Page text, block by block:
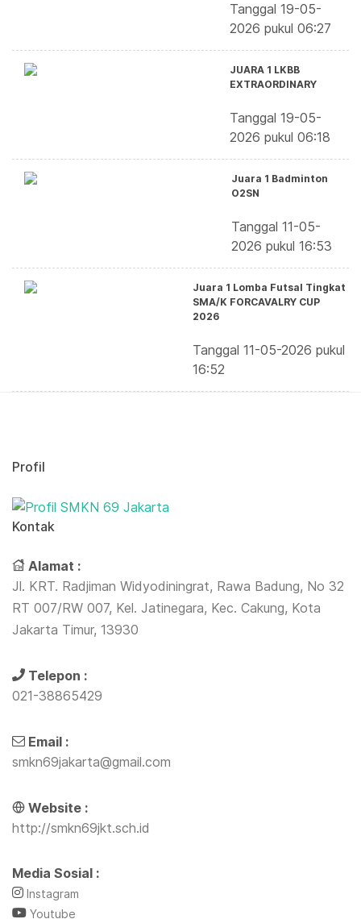
Tanggal 19-05-
2026 pukul 06:27
JUARA 1 LKBB
EXTRAORDINARY
Tanggal 19-05-
2026 pukul 06:18
Juara 1 Badminton
O2SN
Tanggal 11-05-
2026 pukul 16:53
Juara 1 Lomba Futsal Tingkat
SMA/K FORCAVALRY CUP
2026
Tanggal 11-05-2026 pukul
16:52
Profil
Kontak
Alamat :
Jl. KRT. Radjiman Widyodiningrat, Rawa Badung, No 32
RT 007/RW 007, Kel. Jatinegara, Kec. Cakung, Kota
Jakarta Timur, 13930
Telepon :
021-38865429
Email :
smkn69jakarta@gmail.com
Website :
http://smkn69jkt.sch.id
Media Sosial :
Instagram
Youtube